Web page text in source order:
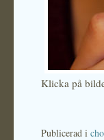
Klicka på
Publicerad i